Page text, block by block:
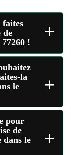
faites
de
!
+
la
le
+
pour
de
dans le
+